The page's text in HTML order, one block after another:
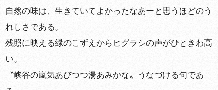
自然の味は、生きていてよかったなあーと思うほどのう
れしさである。
残照に映える緑のこずえからヒグラシの声がひときわ高
い。
〝峡谷の嵐気あびつつ湯あみかな〟うなづける句であ